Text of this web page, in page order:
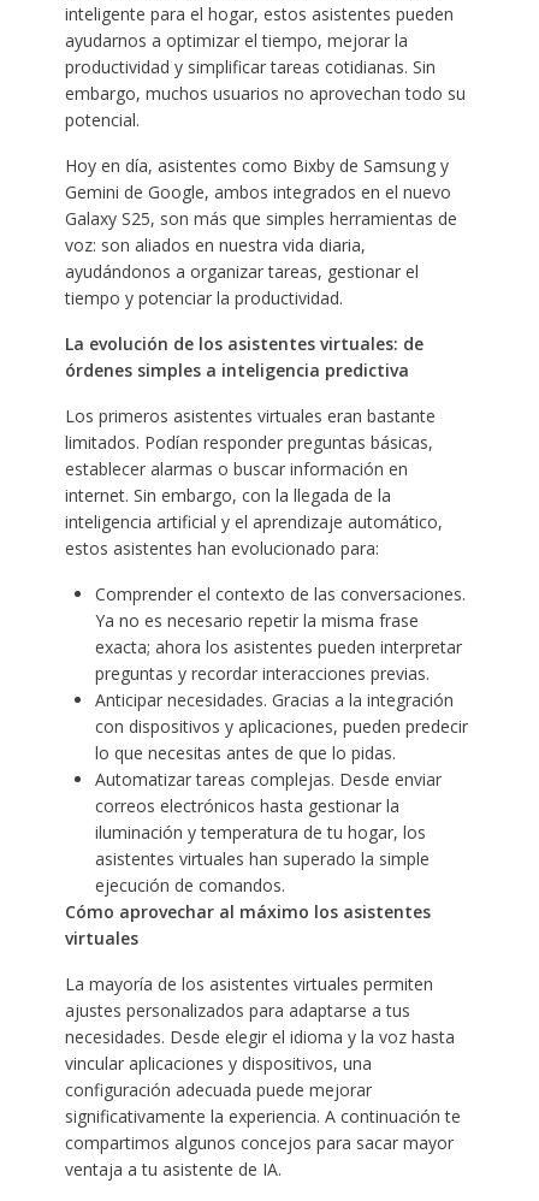
inteligente para el hogar, estos asistentes pueden
ayudarnos a optimizar el tiempo, mejorar la
productividad y simplificar tareas cotidianas. Sin
embargo, muchos usuarios no aprovechan todo su
potencial.
Hoy en día, asistentes como Bixby de Samsung y
Gemini de Google, ambos integrados en el nuevo
Galaxy S25, son más que simples herramientas de
voz: son aliados en nuestra vida diaria,
ayudándonos a organizar tareas, gestionar el
tiempo y potenciar la productividad.
La evolución de los asistentes virtuales: de
órdenes simples a inteligencia predictiva
Los primeros asistentes virtuales eran bastante
limitados. Podían responder preguntas básicas,
establecer alarmas o buscar información en
internet. Sin embargo, con la llegada de la
inteligencia artificial y el aprendizaje automático,
estos asistentes han evolucionado para:
Comprender el contexto de las conversaciones.
Ya no es necesario repetir la misma frase
exacta; ahora los asistentes pueden interpretar
preguntas y recordar interacciones previas.
Anticipar necesidades. Gracias a la integración
con dispositivos y aplicaciones, pueden predecir
lo que necesitas antes de que lo pidas.
Automatizar tareas complejas. Desde enviar
correos electrónicos hasta gestionar la
iluminación y temperatura de tu hogar, los
asistentes virtuales han superado la simple
ejecución de comandos.
Cómo aprovechar al máximo los asistentes
virtuales
La mayoría de los asistentes virtuales permiten
ajustes personalizados para adaptarse a tus
necesidades. Desde elegir el idioma y la voz hasta
vincular aplicaciones y dispositivos, una
configuración adecuada puede mejorar
significativamente la experiencia. A continuación te
compartimos algunos concejos para sacar mayor
ventaja a tu asistente de IA.